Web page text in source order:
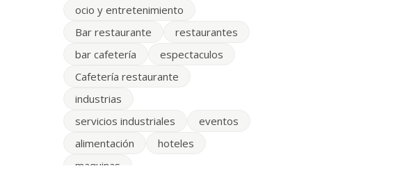
ocio y entretenimiento
Bar restaurante
restaurantes
bar cafetería
espectaculos
Cafetería restaurante
industrias
servicios industriales
eventos
alimentación
hoteles
maquinas